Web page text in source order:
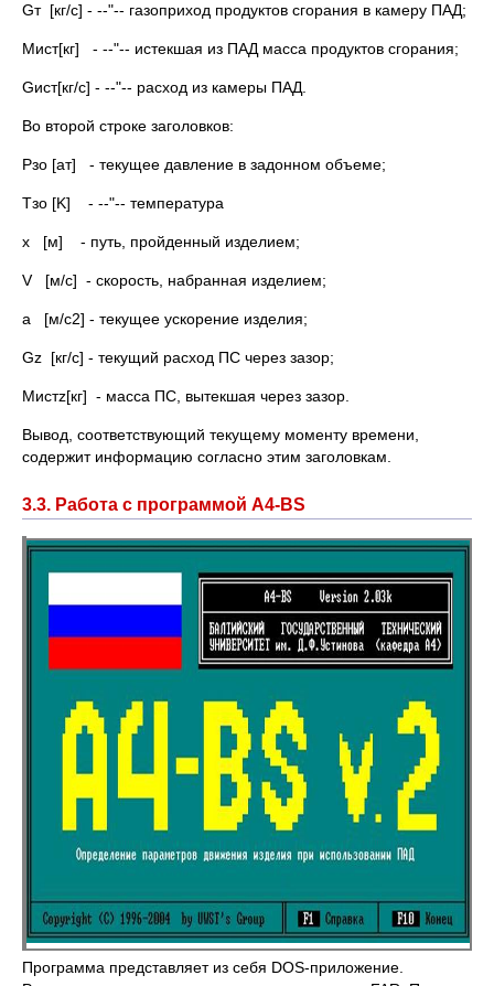
Gт [кг/с] - --"-- газоприход продуктов сгорания в камеру ПАД;
Mист[кг] - --"-- истекшая из ПАД масса продуктов сгорания;
Gист[кг/с] - --"-- расход из камеры ПАД.
Во второй строке заголовков:
Pзо [ат] - текущее давление в задонном объеме;
Tзо [K] - --"-- температура
x [м] - путь, пройденный изделием;
V [м/с] - скорость, набранная изделием;
a [м/с2] - текущее ускорение изделия;
Gz [кг/с] - текущий расход ПС через зазор;
Мистz[кг] - масса ПС, вытекшая через зазор.
Вывод, соответствующий текущему моменту времени,
содержит информацию согласно этим заголовкам.
3.3. Работа с программой A4-BS
Программа представляет из себя DOS-приложение.